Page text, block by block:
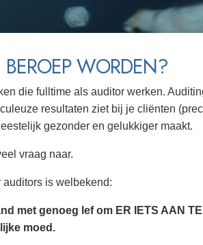
WORDEN?
die fulltime als auditor werken.
resultaten ziet bij je cliënten
gezonder en gelukkiger maakt.
vraag naar.
is welbekend:
met genoeg lef om ER IETS AAN
moed.